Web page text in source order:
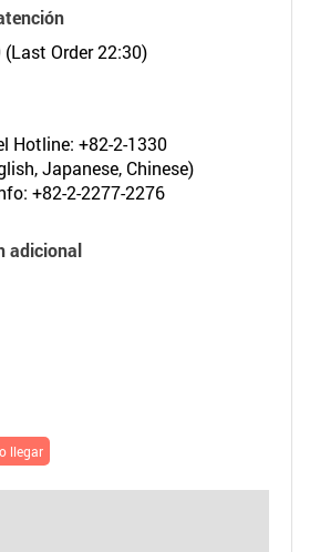
(Last Order 22:30)
Hotline: +82-2-1330
Japanese, Chinese)
+82-2-2277-2276
adicional
llegar